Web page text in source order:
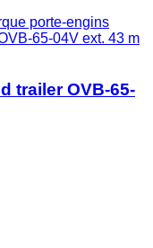
porte-engins
65-04V ext. 43 m
trailer OVB-65-